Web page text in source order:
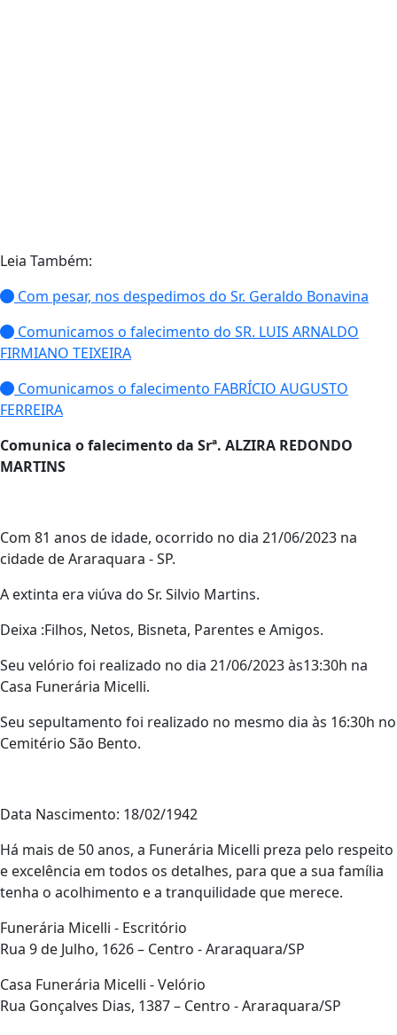
Leia Também:
Com pesar, nos despedimos do Sr. Geraldo Bonavina
Comunicamos o falecimento do SR. LUIS ARNALDO
FIRMIANO TEIXEIRA
Comunicamos o falecimento FABRÍCIO AUGUSTO
FERREIRA
Comunica o falecimento da Srª. ALZIRA REDONDO
MARTINS
Com 81 anos de idade, ocorrido no dia 21/06/2023 na
cidade de Araraquara - SP.
A extinta era viúva do Sr. Silvio Martins.
Deixa :Filhos, Netos, Bisneta, Parentes e Amigos.
Seu velório foi realizado no dia 21/06/2023 às13:30h na
Casa Funerária Micelli.
Seu sepultamento foi realizado no mesmo dia às 16:30h no
Cemitério São Bento.
Data Nascimento: 18/02/1942
Há mais de 50 anos, a Funerária Micelli preza pelo respeito
e excelência em todos os detalhes, para que a sua família
tenha o acolhimento e a tranquilidade que merece.
Funerária Micelli - Escritório
Rua 9 de Julho, 1626 – Centro - Araraquara/SP
Casa Funerária Micelli - Velório
Rua Gonçalves Dias, 1387 – Centro - Araraquara/SP